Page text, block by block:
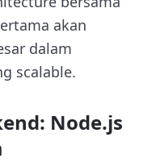
akan
dalam
scalable.
Node.js